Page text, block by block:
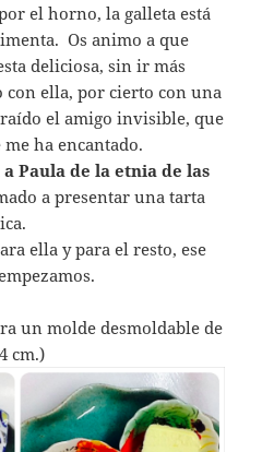
el horno, la galleta está
Os animo a que
deliciosa, sin ir más
con ella, por cierto con una
el amigo invisible, que
ha encantado.
Paula de la etnia de las
a presentar una tarta
ella y para el resto, ese
un molde desmoldable de
cm.)